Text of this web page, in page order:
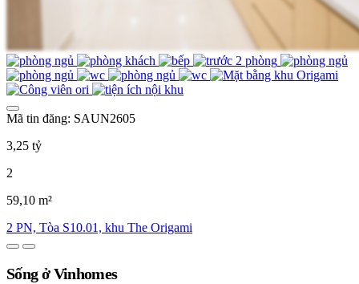
Mã tin đăng: SAUN2605
3,25 tỷ
2
59,10 m²
2 PN, Tòa S10.01, khu The Origami
Sống ở Vinhomes